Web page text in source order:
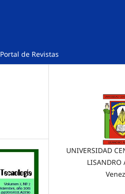
Portal de Revistas
UNIVERSIDAD
LISANDRO